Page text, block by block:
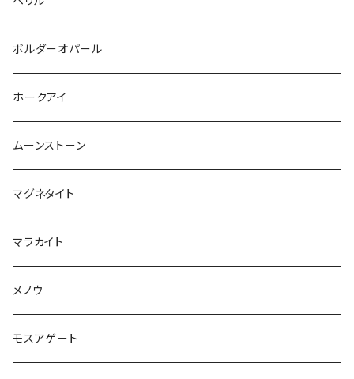
ボルダーオパール
ホークアイ
ムーンストーン
マグネタイト
マラカイト
メノウ
モスアゲート